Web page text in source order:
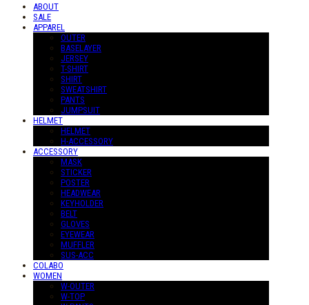
ABOUT
SALE
APPAREL
OUTER
BASELAYER
JERSEY
T-SHIRT
SHIRT
SWEATSHIRT
PANTS
JUMPSUIT
HELMET
HELMET
H-ACCESSORY
ACCESSORY
MASK
STICKER
POSTER
HEADWEAR
KEYHOLDER
BELT
GLOVES
EYEWEAR
MUFFLER
SUS-ACC
COLABO
WOMEN
W-OUTER
W-TOP